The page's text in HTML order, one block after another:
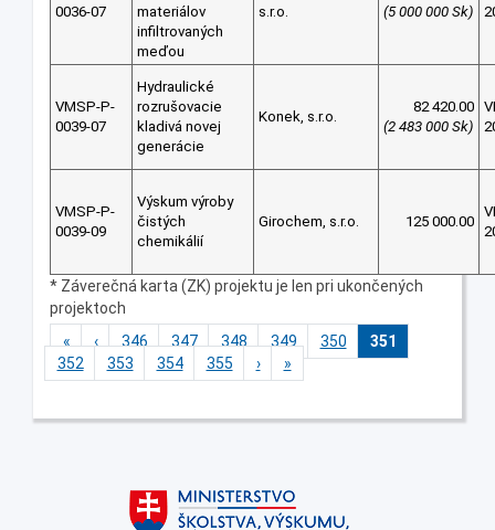
0036-07
materiálov
infiltrovaných
meďou
s.r.o.
(5 000 000 Sk)
VMSP-P-
0039-07
Hydraulické
rozrušovacie
kladivá novej
generácie
Konek, s.r.o.
82 420.00
(2 483 000 Sk)
VMSP-P-
0039-09
Výskum výroby
čistých
chemikálií
Girochem, s.r.o. 125 000.00
* Záverečná karta (ZK) projektu je len pri ukončených
projektoch
«
‹ 346 347 348 349 350
351
352
353 354 355 › »